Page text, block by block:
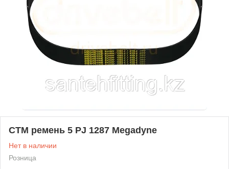
СТМ ремень 5 PJ 1287 Megadyne
Нет в наличии
Розница